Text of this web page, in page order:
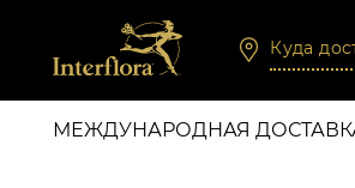
Куда
МЕЖДУНАРОДНАЯ